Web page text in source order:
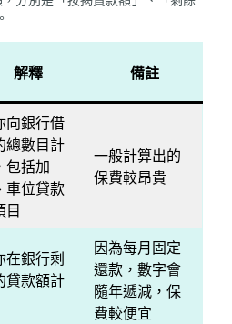
解釋 備註
向銀行借
總數目計
包括加
車位貸款
目
一般計算出的
保費較昂貴
在銀行剩
貸款額計
因為每月固定
還款，數字會
隨年遞減，保
費較便宜